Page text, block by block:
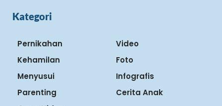
Kategori
Pernikahan
Kehamilan
Menyusui
Parenting
Video
Foto
Infografis
Cerita Anak